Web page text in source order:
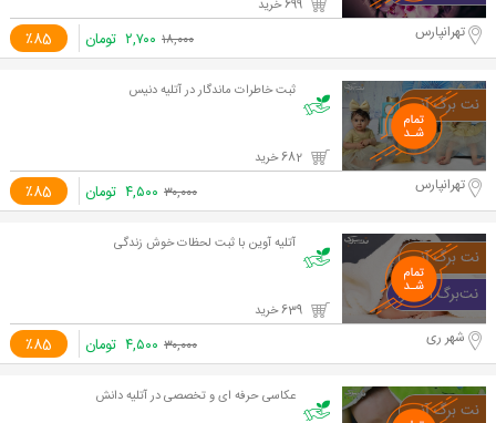
٪85 تهرانپارس ۱۸,۰۰۰ ۲,۷۰۰ تومان
ثبت خاطرات ماندگار در آتلیه دنیس
٪85 تهرانپارس ۳۰,۰۰۰ ۴,۵۰۰ تومان
آتلیه آوین با ثبت لحظات خوش زندگی
٪85 شهر ری ۳۰,۰۰۰ ۴,۵۰۰ تومان
عکاسی حرفه ای و تخصصی در آتلیه دانش